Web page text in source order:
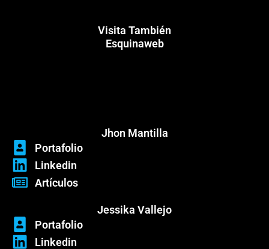
Visita También
Esquinaweb
Jhon Mantilla
Portafolio
Linkedin
Artículos
Jessika Vallejo
Portafolio
Linkedin